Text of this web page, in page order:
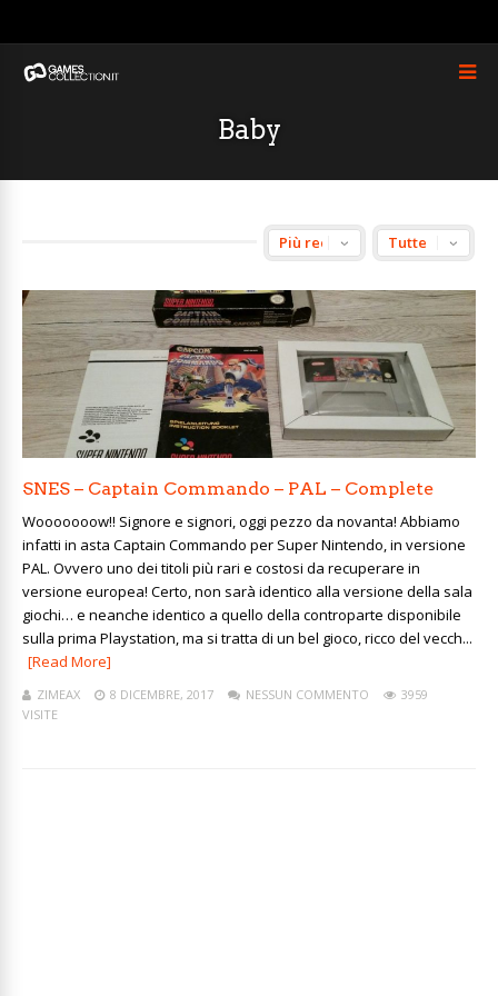
Baby
SNES – Captain Commando – PAL – Complete
Wooooooow!! Signore e signori, oggi pezzo da novanta! Abbiamo
infatti in asta Captain Commando per Super Nintendo, in versione
PAL. Ovvero uno dei titoli più rari e costosi da recuperare in
versione europea! Certo, non sarà identico alla versione della sala
giochi… e neanche identico a quello della controparte disponibile
sulla prima Playstation, ma si tratta di un bel gioco, ricco del vecch...
[Read More]
ZIMEAX 8 DICEMBRE, 2017 NESSUN COMMENTO
3959
VISITE